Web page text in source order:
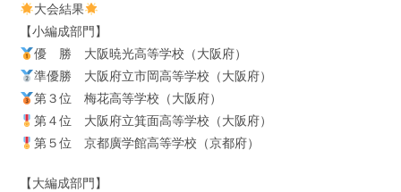
大会結果
【小編成部門】
優 勝 大阪暁光高等学校（大阪府）
準優勝 大阪府立市岡高等学校（大阪府）
第３位 梅花高等学校（大阪府）
第４位 大阪府立箕面高等学校（大阪府）
第５位 京都廣学館高等学校（京都府）
【大編成部門】